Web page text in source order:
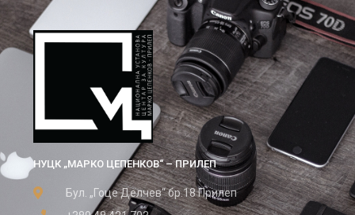
НУЦК „МАРКО ЦЕПЕНКОВ“ – ПРИЛЕП
Бул. „Гоце Делчев“ бр.18 Прилеп